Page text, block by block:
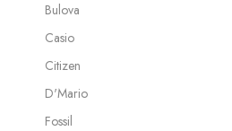
Bulova
Casio
Citizen
D'Mario
Fossil